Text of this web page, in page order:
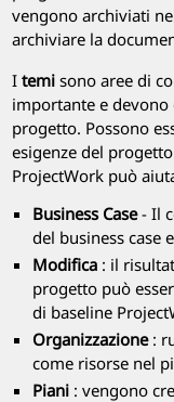
vengono archiviati
archiviare la
I temi sono aree di
importante e
progetto. Possono
esigenze del
ProjectWork può
Business Case- Il
del business case
Modifica : il
progetto può
di baseline
Organizzazione:
come risorse nel
Piani : vengono